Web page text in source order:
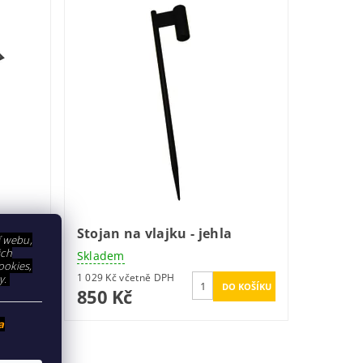
Stojan na vlajku - jehla
Skladem
1 029 Kč včetně DPH
850 Kč